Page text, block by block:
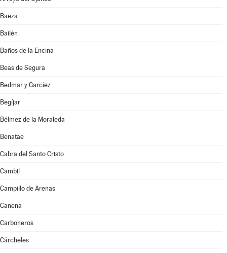
Baeza
Bailén
Baños de la Encina
Beas de Segura
Bedmar y Garcíez
Begíjar
Bélmez de la Moraleda
Benatae
Cabra del Santo Cristo
Cambil
Campillo de Arenas
Canena
Carboneros
Cárcheles